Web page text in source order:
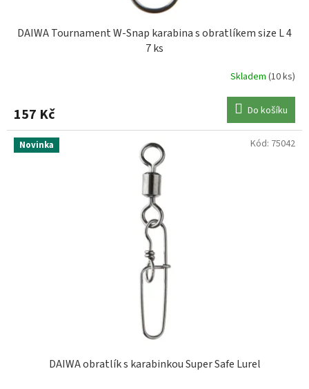
DAIWA Tournament W-Snap karabina s obratlíkem size L 4
7 ks
Skladem (10 ks)
157 Kč Do košíku
Novinka
DAIWA obratlík s karabinkou Super Safe Lurel
Kód: 75042